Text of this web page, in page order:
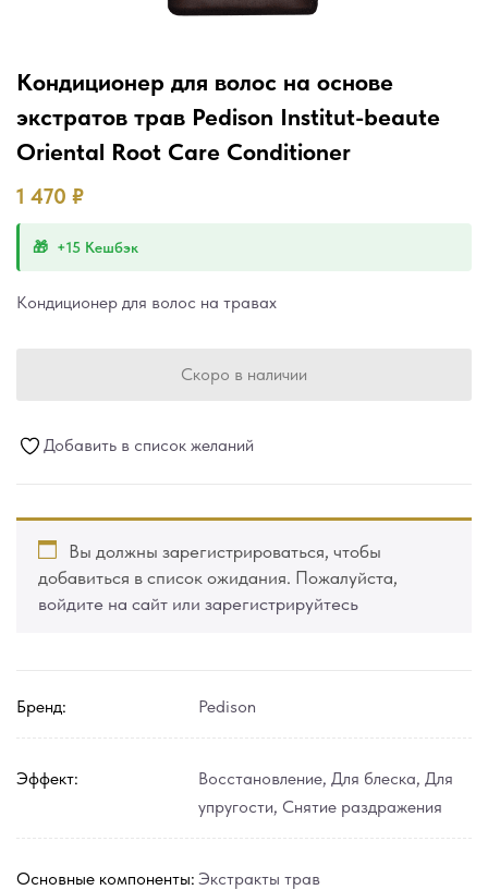
Кондиционер для волос на основе
экстратов трав Pedison Institut-beaute
Oriental Root Care Conditioner
1 470 ₽
+15 Кешбэк
Кондиционер для волос на травах
Скоро в наличии
Добавить в список желаний
Вы должны зарегистрироваться, чтобы
добавиться в список ожидания. Пожалуйста,
войдите на сайт или зарегистрируйтесь
Бренд: Pedison
Эффект: Восстановление, Для блеска, Для
упругости,Снятие раздражения
Основные компоненты: Экстракты трав